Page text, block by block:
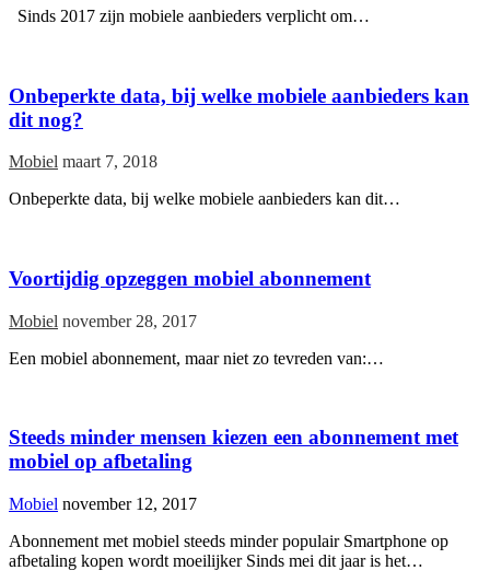
Sinds 2017 zijn mobiele aanbieders verplicht om…
Onbeperkte data, bij welke mobiele aanbieders kan
dit nog?
Mobiel maart 7, 2018
Onbeperkte data, bij welke mobiele aanbieders kan dit…
Voortijdig opzeggen mobiel abonnement
Mobiel november 28, 2017
Een mobiel abonnement, maar niet zo tevreden van:…
Steeds minder mensen kiezen een abonnement met
mobiel op afbetaling
Mobiel november 12, 2017
Abonnement met mobiel steeds minder populair Smartphone op
afbetaling kopen wordt moeilijker Sinds mei dit jaar is het…